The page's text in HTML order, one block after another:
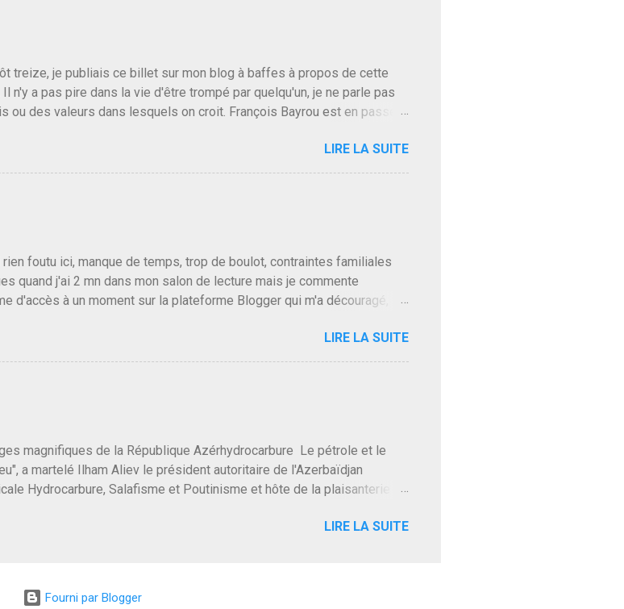
treize, je publiais ce billet sur mon blog à baffes à propos de cette
n'y a pas pire dans la vie d'être trompé par quelqu'un, je ne parle pas
ou des valeurs dans lesquels on croit. François Bayrou est en passe
molle plus proche de Sarkozy que de Hollande, sinon il serait candidat
mais quand on écoutait ses discours critiques presque sincères
Ou assister au débarquement des américains en Normandie. Bayrou
LIRE LA SUITE
rien foutu ici, manque de temps, trop de boulot, contraintes familiales
quand j'ai 2 mn dans mon salon de lecture mais je commente
d'accès à un moment sur la plateforme Blogger qui m'a découragé,
déclaré la guerre à l'Europe via l'Ukraine reçoit des troupes de Kim Mes
de la religion de paix et d'amour déclenchent l'intifada mondiale après
tantinet excessif . Quelque part je ne peux pas franchement lui en
ton pays avec 1700 morts, tu as envie d'exploser la gueule de
LIRE LA SUITE
de la République Azérhydrocarbure Le pétrole et le
a martelé Ilham Aliev le président autoritaire de l'Azerbaïdjan
Hydrocarbure, Salafisme et Poutinisme et hôte de la plaisanterie
On pourrait en rire mais ce dictateur d'une autre époque est
sera malsaine. Je suis invité à une soirée où mon hôte
LIRE LA SUITE
Fourni par Blogger